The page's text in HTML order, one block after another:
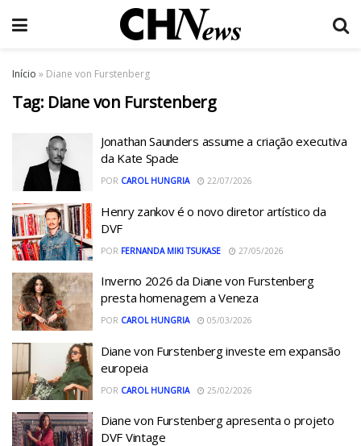
Início » Diane von Furstenberg
Tag: Diane von Furstenberg
Jonathan Saunders assume a criação executiva
da Kate Spade
POR CAROL HUNGRIA 22/07/2026
Henry zankov é o novo diretor artístico da
DVF
POR FERNANDA MIKI TSUKASE 27/05/2026
Inverno 2026 da Diane von Furstenberg
presta homenagem a Veneza
POR CAROL HUNGRIA 05/03/2026
Diane von Furstenberg investe em expansão
europeia
POR CAROL HUNGRIA 25/02/2026
Diane von Furstenberg apresenta o projeto
DVF Vintage